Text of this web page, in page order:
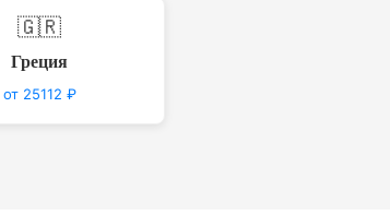
🇬🇷
Греция
от 25112 ₽